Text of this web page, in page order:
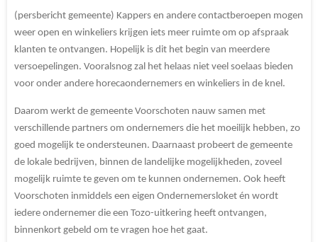
(persbericht gemeente) Kappers en andere contactberoepen mogen
weer open en winkeliers krijgen iets meer ruimte om op afspraak
klanten te ontvangen. Hopelijk is dit het begin van meerdere
versoepelingen. Vooralsnog zal het helaas niet veel soelaas bieden
voor onder andere horecaondernemers en winkeliers in de knel.
Daarom werkt de gemeente Voorschoten nauw samen met
verschillende partners om ondernemers die het moeilijk hebben, zo
goed mogelijk te ondersteunen. Daarnaast probeert de gemeente
de lokale bedrijven, binnen de landelijke mogelijkheden, zoveel
mogelijk ruimte te geven om te kunnen ondernemen. Ook heeft
Voorschoten inmiddels een eigen Ondernemersloket én wordt
iedere ondernemer die een Tozo-uitkering heeft ontvangen,
binnenkort gebeld om te vragen hoe het gaat.